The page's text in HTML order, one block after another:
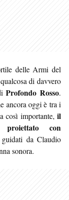
delle Armi del
di davvero
Profondo Rosso.
ancora oggi è tra i
così importante, il
con
da Claudio
sonora.